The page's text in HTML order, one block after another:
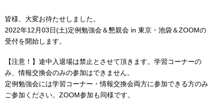
皆様、大変お待たせしました。
2022年12月03日(土)定例勉強会＆懇親会 in 東京・池袋＆ZOOMの
受付を開始します。
【注意！】途中入退場は禁止とさせて頂きます。学習コーナーの
み、情報交換会のみの参加はできません。
定例勉強会には学習コーナー・情報交換会両方に参加できる方のみ
ご参加ください。ZOOM参加も同様です。